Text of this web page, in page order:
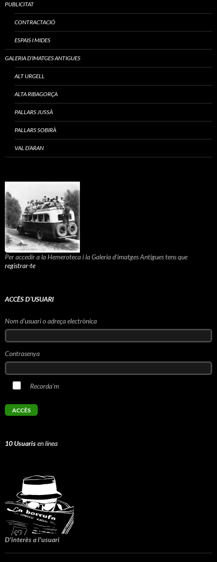
PUBLICITAT
CONTRACTACIÓ
ESPAIS I MIDES
GALERIA D’IMATGES ANTIGUES
ALT URGELL
ALTA RIBAGORÇA
PALLARS JUSSÀ
PALLARS SOBIRÀ
VAL D’ARAN
Per accedir a la Hemeroteca i la Galeria d'imatges Antigues tens que
registrar-te
ACCÈS D’USUARI
Nom d'usuari o adreça electrònica
Contrasenya
Recorda'm
10 Usuarisen línea
D'interès a l'usuari